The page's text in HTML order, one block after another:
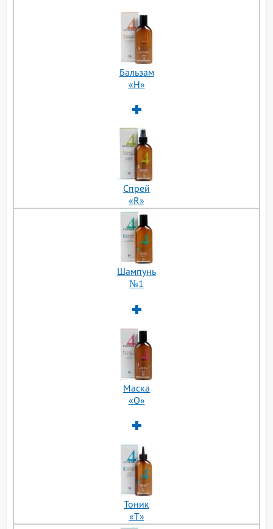
Бальзам
«H»
Cпрей
«R»
Шампунь
№1
Маска
«О»
Тоник
«Т»